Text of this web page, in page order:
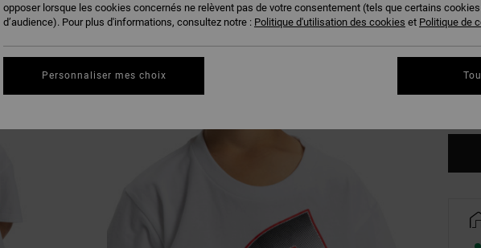
opposer lorsque les cookies concernés ne relèvent pas de votre consentement (tels que certains
d’audience). Pour plus d'informations, consultez notre : Politique d'utilisation des cookies et Politique de
Personnaliser mes choix